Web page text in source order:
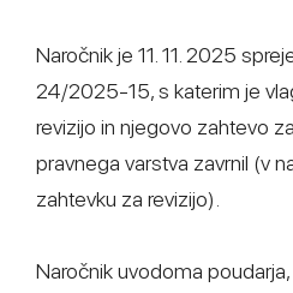
Naročnik je 11. 11. 2025
24/2025-15, s katerim je
revizijo in njegovo zahtevo
pravnega varstva zavrnil (v
zahtevku za revizijo).
Naročnik uvodoma